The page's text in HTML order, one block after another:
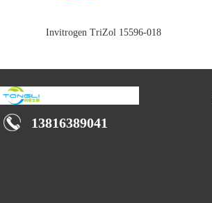
Invitrogen TriZol 15596-018
13816389041